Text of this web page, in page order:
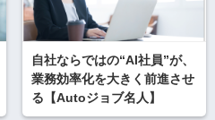
自社ならではの“AI社員”が、
業務効率化を大きく前進させ
る【Autoジョブ名人】